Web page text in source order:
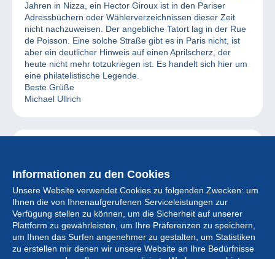
Jahren in Nizza, ein Hector Giroux ist in den Pariser
Adressbüchern oder Wählerverzeichnissen dieser Zeit
nicht nachzuweisen. Der angebliche Tatort lag in der Rue
de Poisson. Eine solche Straße gibt es in Paris nicht, ist
aber ein deutlicher Hinweis auf einen Aprilscherz, der
heute nicht mehr totzukriegen ist. Es handelt sich hier um
eine philatelistische Legende.
Beste Grüße
Michael Ullrich
Hi ich habe Gleiche Briefmarke aber Schwarz rot 2 Cent
Missionar
Informationen zu den Cookies
Unsere Website verwendet Cookies zu folgenden Zwecken: um
Ihnen die von Ihnenaufgerufenen Serviceleistungen zur
Verfügung stellen zu können, um die Sicherheit auf unserer
Plattform zu gewährleisten, um Ihre Präferenzen zu speichern,
um Ihnen das Surfen angenehmer zu gestalten, um Statistiken
zu erstellen mir denen wir unsere Website an Ihre Bedürfnisse